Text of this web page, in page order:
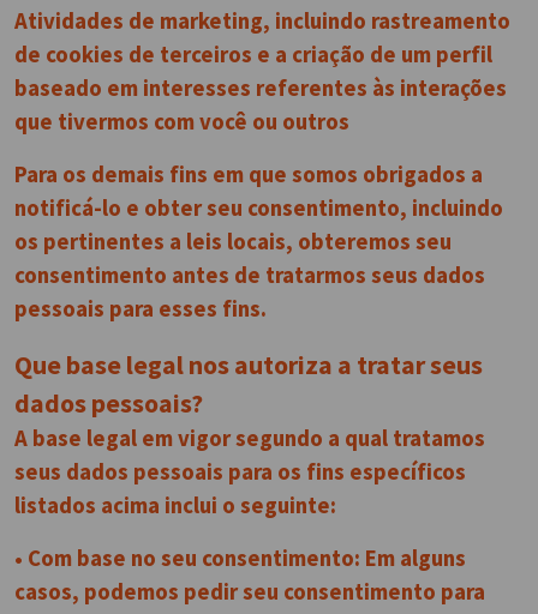
Atividades de marketing, incluindo rastreamento
de cookies de terceiros e a criação de um perfil
baseado em interesses referentes às interações
que tivermos com você ou outros
Para os demais fins em que somos obrigados a
notificá-lo e obter seu consentimento, incluindo
os pertinentes a leis locais, obteremos seu
consentimento antes de tratarmos seus dados
pessoais para esses fins.
Que base legal nos autoriza a tratar seus
dados pessoais?
A base legal em vigor segundo a qual tratamos
seus dados pessoais para os fins específicos
listados acima inclui o seguinte:
• Com base no seu consentimento: Em alguns
casos, podemos pedir seu consentimento para